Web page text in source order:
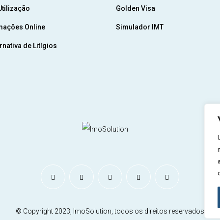
Online
de Litígios
Golden Visa
Simulador IMT
© Copyright 2023, ImoSolution, todos os direitos reservados